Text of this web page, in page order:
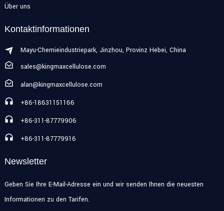
Über uns
Kontaktinformationen
Mayu-Chemieindustriepark, Jinzhou, Provinz Hebei, China
sales@kingmaxcellulose.com
alan@kingmaxcellulose.com
+86-18631151166
+86-311-87779906
+86-311-87779916
Newsletter
Geben Sie Ihre E-Mail-Adresse ein und wir senden Ihnen die neuesten
Informationen zu den Tarifen.